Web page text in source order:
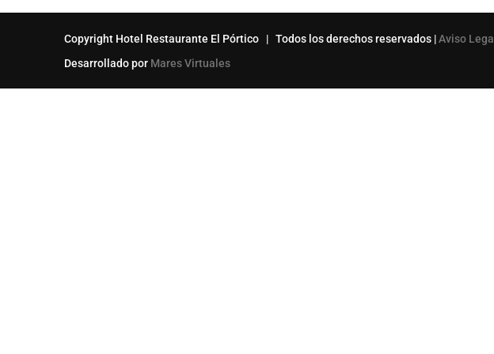
Copyright Hotel Restaurante El Pórtico | Todos los derechos reservados |Aviso Legal
Desarrollado por Mares Virtuales